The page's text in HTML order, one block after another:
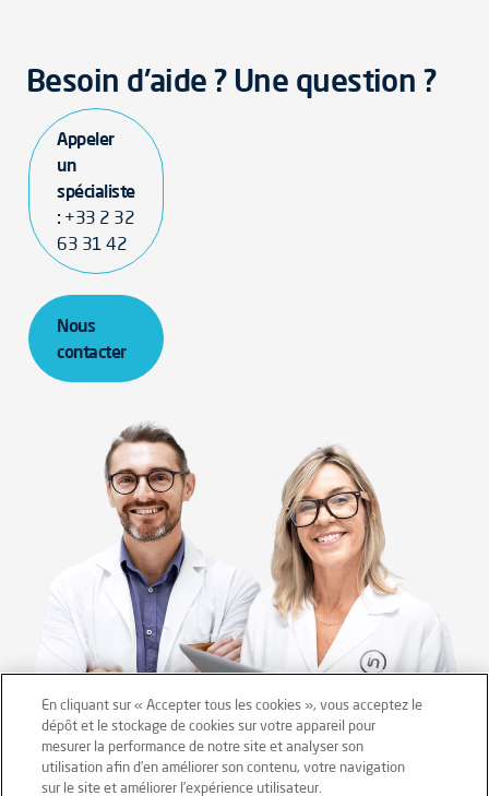
Besoin d'aide ? Une question ?
Appeler
un
spécialiste
: +33 2 32
63 31 42
Nous
contacter
Mentions légales
Conditions générales
En cliquant sur « Accepter tous les cookies », vous acceptez le
dépôt et le stockage de cookies sur votre appareil pour
mesurer la performance de notre site et analyser son
utilisation afin d’en améliorer son contenu, votre navigation
sur le site et améliorer l’expérience utilisateur.